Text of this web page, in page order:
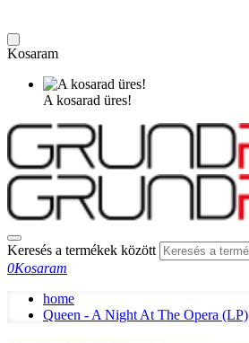
Kosaram
A kosarad üres!
Keresés a termékek között
0Kosaram
home
Queen - A Night At The Opera (LP)